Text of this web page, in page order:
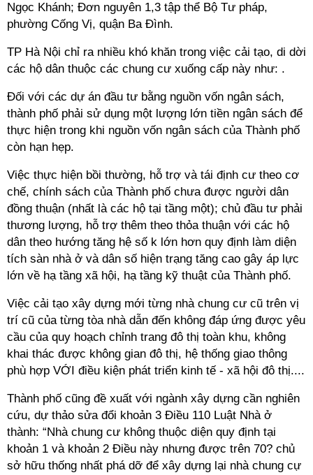
Ngọc Khánh; Đơn nguyên 1,3 tập thể Bộ Tư pháp,
phường Cống Vị, quận Ba Đình.
TP Hà Nội chỉ ra nhiều khó khăn trong việc cải tạo, di dời
các hộ dân thuộc các chung cư xuống cấp này như: .
Đối với các dự án đầu tư bằng nguồn vốn ngân sách,
thành phố phải sử dụng một lượng lớn tiền ngân sách để
thực hiện trong khi nguồn vốn ngân sách của Thành phố
còn hạn hẹp.
Việc thực hiện bồi thường, hỗ trợ và tái định cư theo cơ
chế, chính sách của Thành phố chưa được người dân
đồng thuận (nhất là các hộ tại tầng một); chủ đầu tư phải
thương lượng, hỗ trợ thêm theo thỏa thuận với các hộ
dân theo hướng tăng hệ số k lớn hơn quy định làm diện
tích sàn nhà ở và dân số hiện trạng tăng cao gây áp lực
lớn về hạ tầng xã hội, hạ tầng kỹ thuật của Thành phố.
Việc cải tạo xây dựng mới từng nhà chung cư cũ trên vị
trí cũ của từng tòa nhà dẫn đến không đáp ứng được yêu
cầu của quy hoạch chỉnh trang đô thị toàn khu, không
khai thác được không gian đô thị, hệ thống giao thông
phù hợp VỚI điều kiện phát triển kinh tế - xã hội đô thị....
Thành phố cũng đề xuất với ngành xây dựng cần nghiên
cứu, dự thảo sửa đổi khoản 3 Điều 110 Luật Nhà ở
thành: “Nhà chung cư không thuộc diện quy định tại
khoản 1 và khoản 2 Điều này nhưng được trên 70? chủ
sở hữu thống nhất phá dỡ để xây dựng lại nhà chung cự